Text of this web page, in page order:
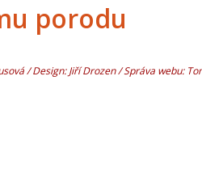
porodu
/ Design: Jiří Drozen / Správa webu: